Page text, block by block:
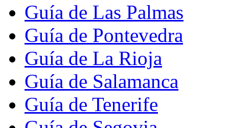
Guía de Las Palmas
Guía de Pontevedra
Guía de La Rioja
Guía de Salamanca
Guía de Tenerife